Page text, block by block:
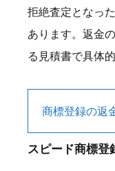
拒絶査定となっ
あります。返金
る見積書で具体
商標登録の返
スピード商標登